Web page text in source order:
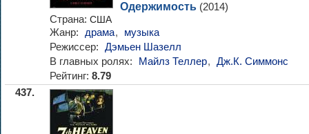
Одержимость (2014)
Страна: США
Жанр: драма,
музыка
Режиссер: Дэмьен Шазелл
В главных ролях:
Майлз Теллер, Дж.К. Симмонс
Рейтинг: 8.79
437.